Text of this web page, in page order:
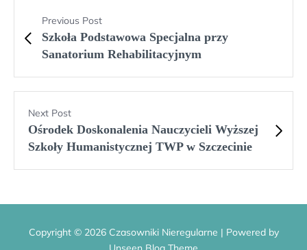
Previous Post
Szkoła Podstawowa Specjalna przy
Sanatorium Rehabilitacyjnym
Next Post
Ośrodek Doskonalenia Nauczycieli Wyższej
Szkoły Humanistycznej TWP w Szczecinie
Copyright © 2026 Czasowniki Nieregularne | Powered by